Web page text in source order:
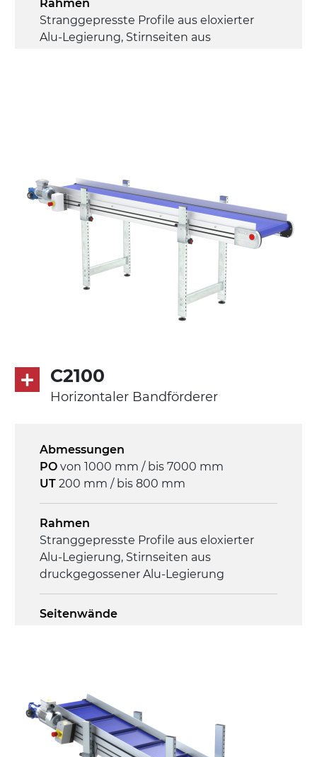
Rahmen
Stranggepresste Profile aus eloxierter
Alu-Legierung, Stirnseiten aus
ausziehbare Elemente und Gelenke aus
verzinktem Stahl, (Einstellwinkel 0°-55°)
Beine aus verzinktem Metallrohr,
Schwenkräder mit/ohne Bremse (2+2)
Förderfläche
mit Gliedern aus PP Oberfläche blau
direkt, Zug (linke Seite),
Untersetzungsgetriebe mit Kupplung, 3-
phasiger Asynchronmotor für
Geschwindigkeit
4,6 m/Minute
Steuerung
On/Off, E-Stopp, Motor-
Überlastungsschutz
C2100
Horizontaler Bandförderer
Abmessungen
PO von 1000 mm / bis 7000 mm
UT 200 mm / bis 800 mm
Rahmen
Stranggepresste Profile aus eloxierter
Alu-Legierung, Stirnseiten aus
druckgegossener Alu-Legierung
Seitenwände
ausziehbare Elemente aus
druckgegossener Alu-Legierung, Beine
aus verzinktem Metallrohr, Stellfüße